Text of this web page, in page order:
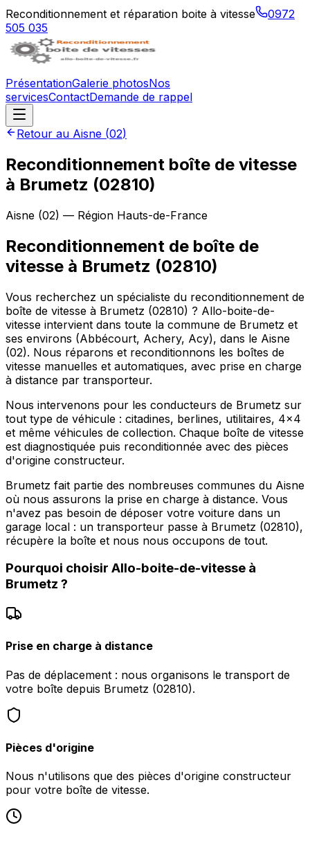
Reconditionnement et réparation boite à vitesse
0972
505 035
PrésentationGalerie photosNos
servicesContactDemande de rappel
Retour au Aisne (02)
Reconditionnement boîte de vitesse
à Brumetz (02810)
Aisne (02) — Région Hauts-de-France
Reconditionnement de boîte de
vitesse à Brumetz (02810)
Vous recherchez un spécialiste du reconditionnement de
boîte de vitesse à Brumetz (02810) ? Allo-boite-de-
vitesse intervient dans toute la commune de Brumetz et
ses environs (Abbécourt, Achery, Acy), dans le Aisne
(02). Nous réparons et reconditionnons les boîtes de
vitesse manuelles et automatiques, avec prise en charge
à distance par transporteur.
Nous intervenons pour les conducteurs de Brumetz sur
tout type de véhicule : citadines, berlines, utilitaires, 4x4
et même véhicules de collection. Chaque boîte de vitesse
est diagnostiquée puis reconditionnée avec des pièces
d'origine constructeur.
Brumetz fait partie des nombreuses communes du Aisne
où nous assurons la prise en charge à distance. Vous
n'avez pas besoin de déposer votre voiture dans un
garage local : un transporteur passe à Brumetz (02810),
récupère la boîte et nous nous occupons de tout.
Pourquoi choisir Allo-boite-de-vitesse à
Brumetz ?
Prise en charge à distance
Pas de déplacement : nous organisons le transport de
votre boîte depuis Brumetz (02810).
Pièces d'origine
Nous n'utilisons que des pièces d'origine constructeur
pour votre boîte de vitesse.